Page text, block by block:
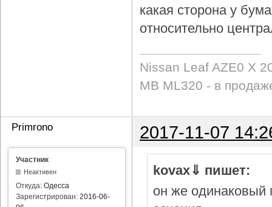
какая сторона у
относительно
Nissan Leaf AZE0 X
MB ML320 - в
Primrono 2017-11-07
Участник
Неактивен
Откуда: Одесса
Зарегистрирован: 2016-06-
kovax⇓ пишет:
он же одинаковый